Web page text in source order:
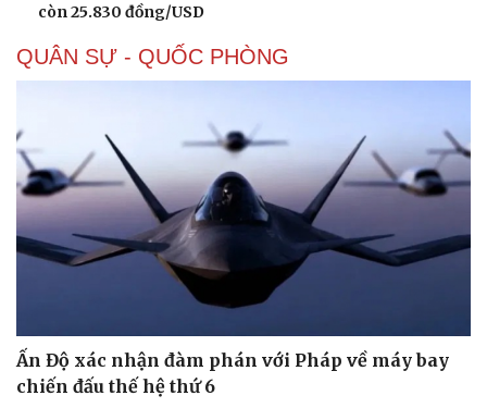
Du lịch
Tư vấn
Săn Tour
Câu chuyện thời sự
Hạt giống tâm hồn
còn 25.830 đồng/USD
QUÂN SỰ - QUỐC PHÒNG
Ấn Độ xác nhận đàm phán với Pháp về máy bay
chiến đấu thế hệ thứ 6